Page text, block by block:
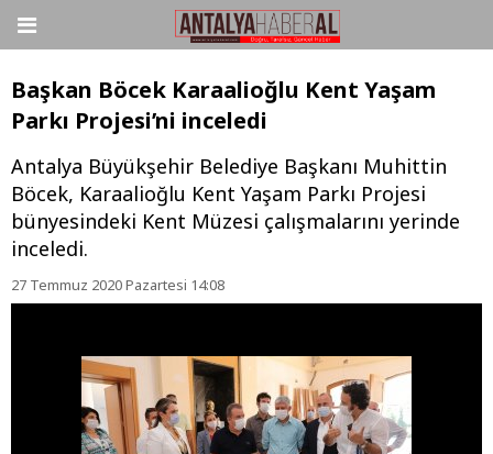
Başkan Böcek Karaalioğlu Kent Yaşam
Parkı Projesi’ni inceledi
Antalya Büyükşehir Belediye Başkanı Muhittin
Böcek, Karaalioğlu Kent Yaşam Parkı Projesi
bünyesindeki Kent Müzesi çalışmalarını yerinde
inceledi.
27 Temmuz 2020 Pazartesi 14:08